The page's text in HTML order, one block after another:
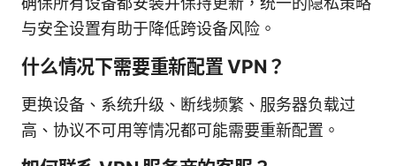
与安全设置有助于降低跨设备风险。
什么情况下需要重新配置 VPN？
更换设备、系统升级、断线频繁、服务器负载过
高、协议不可用等情况都可能需要重新配置。